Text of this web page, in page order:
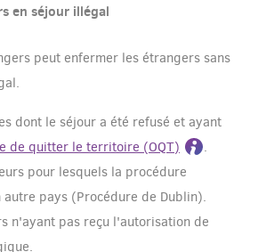
en séjour illégal
peut enfermer les étrangers sans
dont le séjour a été refusé et ayant
de quitter le territoire (OQT)
.
pour lesquels la procédure
pays (Procédure de Dublin).
n'ayant pas reçu l'autorisation de